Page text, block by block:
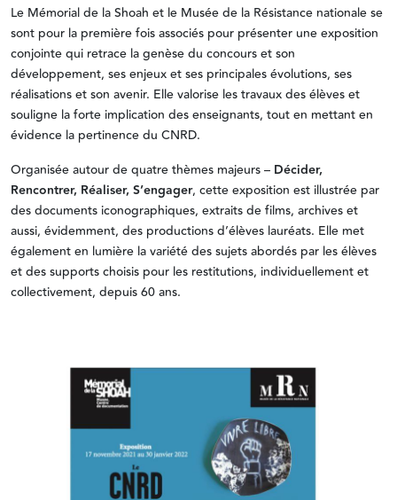
Le Mémorial de la Shoah et le Musée de la Résistance nationale se
sont pour la première fois associés pour présenter une exposition
conjointe qui retrace la genèse du concours et son
développement, ses enjeux et ses principales évolutions, ses
réalisations et son avenir. Elle valorise les travaux des élèves et
souligne la forte implication des enseignants, tout en mettant en
évidence la pertinence du CNRD.
Organisée autour de quatre thèmes majeurs – Décider,
Rencontrer, Réaliser, S’engager, cette exposition est illustrée par
des documents iconographiques, extraits de films, archives et
aussi, évidemment, des productions d’élèves lauréats. Elle met
également en lumière la variété des sujets abordés par les élèves
et des supports choisis pour les restitutions, individuellement et
collectivement, depuis 60 ans.